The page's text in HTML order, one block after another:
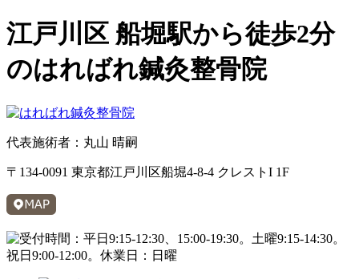
江戸川区 船堀駅から徒歩2分
のはればれ鍼灸整骨院
代表施術者：丸山 晴嗣
〒134-0091 東京都江戸川区船堀4-8-4 クレストI 1F